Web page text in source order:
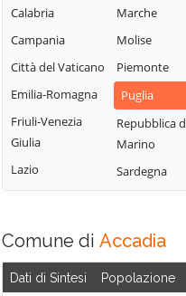
della Daunia
Celenza
Valfortore
Celle di San Vito
Cerignola
Chieuti
Peschici
Poggio
Rignano
Garganico
Rocchetta
Calabria
Campania
Città del Vaticano
Emilia-Romagna
Friuli-Venezia
Giulia
Lazio
Marche
Molise
Piemonte
Puglia
Repubblica
Marino
Sardegna
Comune di Accadia
Dati di Sintesi Popolazione